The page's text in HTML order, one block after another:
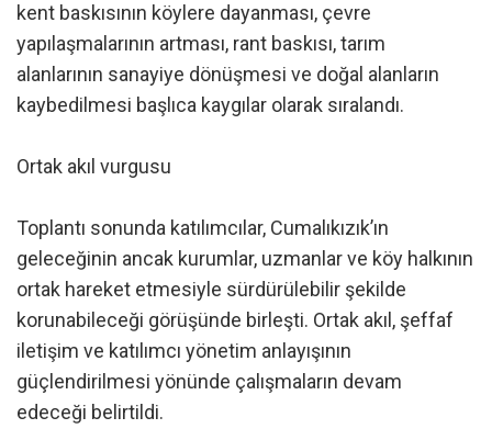
kent baskısının köylere dayanması, çevre
yapılaşmalarının artması, rant baskısı, tarım
alanlarının sanayiye dönüşmesi ve doğal alanların
kaybedilmesi başlıca kaygılar olarak sıralandı.
Ortak akıl vurgusu
Toplantı sonunda katılımcılar, Cumalıkızık’ın
geleceğinin ancak kurumlar, uzmanlar ve köy halkının
ortak hareket etmesiyle sürdürülebilir şekilde
korunabileceği görüşünde birleşti. Ortak akıl, şeffaf
iletişim ve katılımcı yönetim anlayışının
güçlendirilmesi yönünde çalışmaların devam
edeceği belirtildi.